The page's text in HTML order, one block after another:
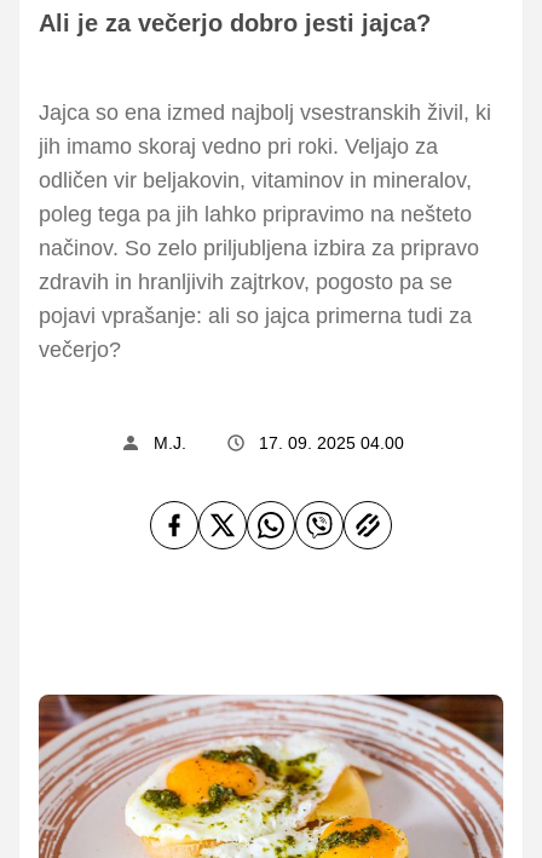
Ali je za večerjo dobro jesti jajca?
Jajca so ena izmed najbolj vsestranskih živil, ki
jih imamo skoraj vedno pri roki. Veljajo za
odličen vir beljakovin, vitaminov in mineralov,
poleg tega pa jih lahko pripravimo na nešteto
načinov. So zelo priljubljena izbira za pripravo
zdravih in hranljivih zajtrkov, pogosto pa se
pojavi vprašanje: ali so jajca primerna tudi za
večerjo?
M.J. 17. 09. 2025 04.00